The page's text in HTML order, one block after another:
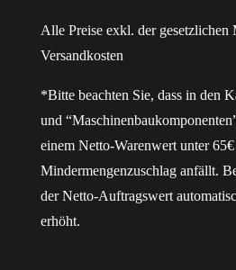
Alle Preise exkl. der gesetzlichen
Versandkosten
*Bitte beachten Sie, dass in den
und
einem Netto-Warenwert unter
Mindermengenzuschlag anfällt.
der Netto-Auftragswert
erhöht.